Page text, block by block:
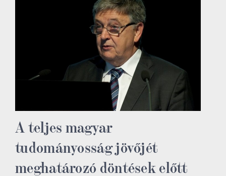
A teljes magyar
tudományosság jövőjét
meghatározó döntések előtt